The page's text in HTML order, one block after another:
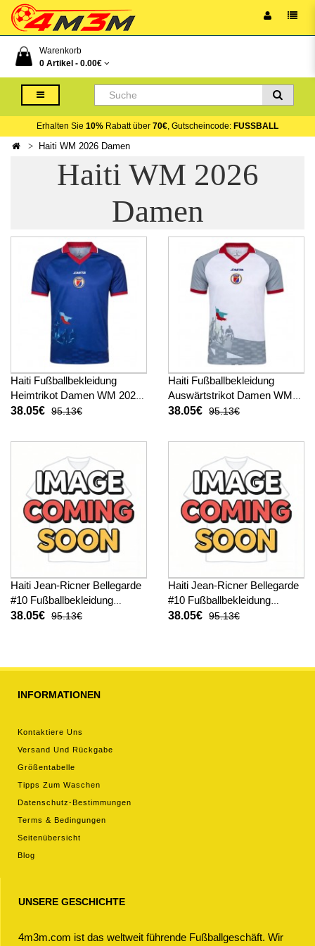
Warenkorb
0 Artikel - 0.00€
Erhalten Sie 10% Rabatt über 70€, Gutscheincode: FUSSBALL
Haiti WM 2026 Damen
Haiti WM 2026
Damen
Haiti Fußballbekleidung
Heimtrikot Damen WM 2026
Kurzarm
38.05€ 95.13€
Haiti Fußballbekleidung
Auswärtstrikot Damen WM
2026 Kurzarm
38.05€ 95.13€
Haiti Jean-Ricner Bellegarde
#10 Fußballbekleidung
Heimtrikot Damen WM 2026
38.05€ 95.13€
Haiti Jean-Ricner Bellegarde
#10 Fußballbekleidung
Auswärtstrikot Damen WM
38.05€ 95.13€
INFORMATIONEN
Kontaktiere Uns
Versand Und Rückgabe
Größentabelle
Tipps Zum Waschen
Datenschutz-Bestimmungen
Terms & Bedingungen
Seitenübersicht
Blog
UNSERE GESCHICHTE
4m3m.com ist das weltweit führende Fußballgeschäft. Wir